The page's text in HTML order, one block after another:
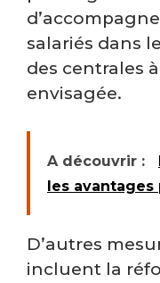
salariés dans
des centrales
envisagée.
A découvrir :
les
D’autres
incluent la